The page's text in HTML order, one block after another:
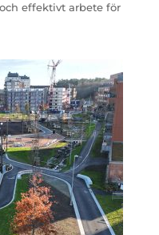
effektivt arbete för